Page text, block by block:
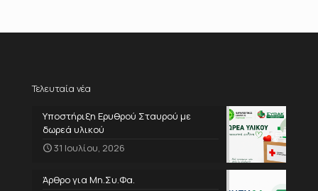
Τελευταία νέα
Υποστήριξη Ερυθρού Σταυρού με
δωρεά υλικού
31 Ιουλίου, 2026
Άρθρο για Μη.Συ.Φα.